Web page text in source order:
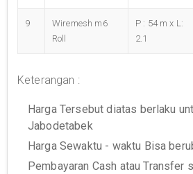
9
Wiremesh m6
Roll
P : 54 m x L:
2.1
Keterangan :
Harga Tersebut diatas berlaku
Jabodetabek
Harga Sewaktu - waktu Bisa
Pembayaran Cash atau Transfer